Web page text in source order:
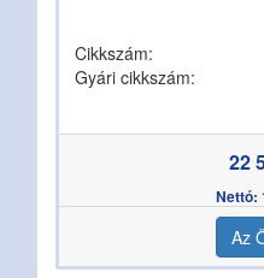
Cikkszám:
Gyári cikkszám:
22
Nettó:
Az